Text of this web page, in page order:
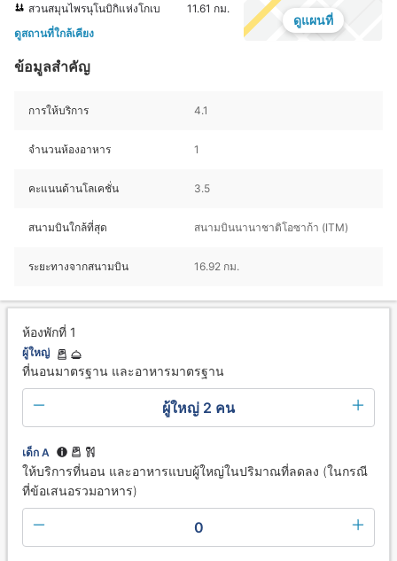
สวนสมุนไพรนุโนบิกิแห่งโกเบ
11.61 กม.
ดูสถานที่ใกล้เคียง
ดูแผนที่
ข้อมูลสำคัญ
การให้บริการ 4.1
จำนวนห้องอาหาร 1
คะแนนด้านโลเคชั่น 3.5
สนามบินใกล้ที่สุด สนามบินนานาชาติโอซาก้า (ITM)
ระยะทางจากสนามบิน 16.92 กม.
ห้องพักที่ 1
ผู้ใหญ่
ที่นอนมาตรฐาน และอาหารมาตรฐาน
ผู้ใหญ่ 2 คน
เด็ก A
ให้บริการที่นอน และอาหารแบบผู้ใหญ่ในปริมาณที่ลดลง (ในกรณี
ที่ข้อเสนอรวมอาหาร)
0